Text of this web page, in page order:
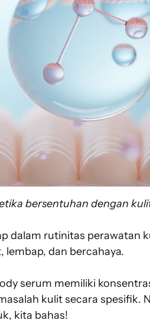
bersentuhan dengan
dalam rutinitas perawatan
dan bercahaya.
serum memiliki
kulit secara spesifik.
kita bahas!